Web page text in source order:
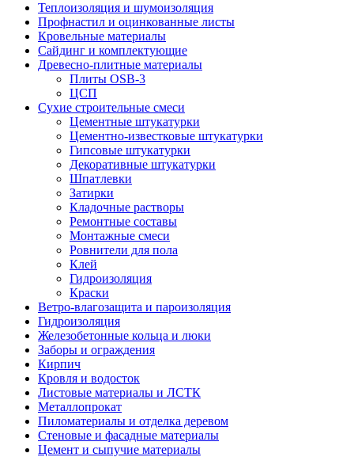
Теплоизоляция и шумоизоляция
Профнастил и оцинкованные листы
Кровельные материалы
Сайдинг и комплектующие
Древесно-плитные материалы
Плиты OSB-3
ЦСП
Сухие строительные смеси
Цементные штукатурки
Цементно-известковые штукатурки
Гипсовые штукатурки
Декоративные штукатурки
Шпатлевки
Затирки
Кладочные растворы
Ремонтные составы
Монтажные смеси
Ровнители для пола
Клей
Гидроизоляция
Краски
Ветро-влагозащита и пароизоляция
Гидроизоляция
Железобетонные кольца и люки
Заборы и ограждения
Кирпич
Кровля и водосток
Листовые материалы и ЛСТК
Металлопрокат
Пиломатериалы и отделка деревом
Стеновые и фасадные материалы
Цемент и сыпучие материалы